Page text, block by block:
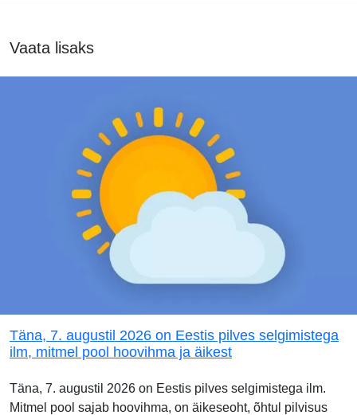
Vaata lisaks
Täna, 7. augustil 2026 on Eestis pilves selgimistega
ilm, mitmel pool hoovihma ja äikest
Täna, 7. augustil 2026 on Eestis pilves selgimistega ilm.
Mitmel pool sajab hoovihma, on äikeseoht, õhtul pilvisus